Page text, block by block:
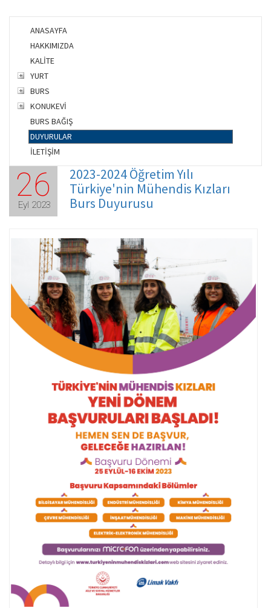
ANASAYFA
HAKKIMIZDA
KALİTE
YURT
BURS
KONUKEVİ
BURS BAĞIŞ
DUYURULAR
İLETİŞİM
26
Eyl 2023
2023-2024 Öğretim Yılı
Türkiye'nin Mühendis Kızları
Burs Duyurusu